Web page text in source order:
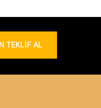
TEKLIF AL